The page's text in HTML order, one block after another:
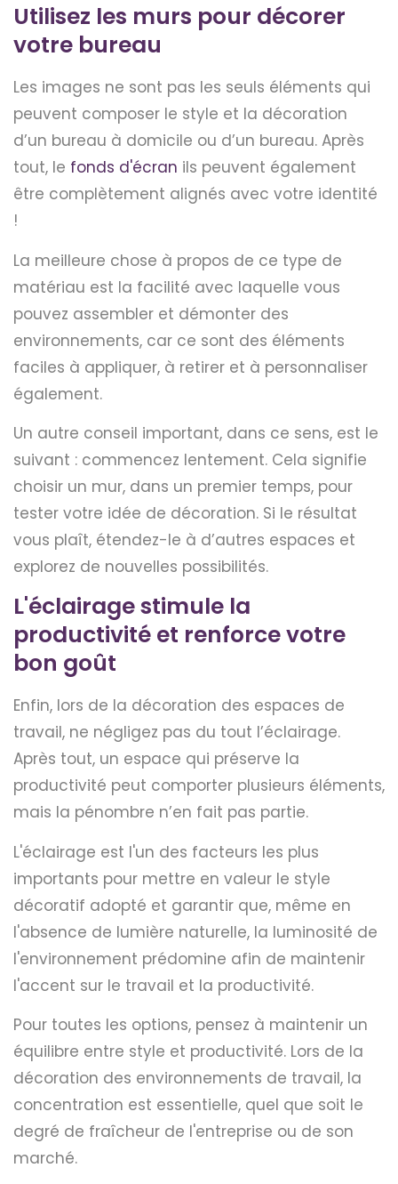
Utilisez les murs pour décorer
votre bureau
Les images ne sont pas les seuls éléments qui
peuvent composer le style et la décoration
d’un bureau à domicile ou d’un bureau. Après
tout, le fonds d'écran ils peuvent également
être complètement alignés avec votre identité
!
La meilleure chose à propos de ce type de
matériau est la facilité avec laquelle vous
pouvez assembler et démonter des
environnements, car ce sont des éléments
faciles à appliquer, à retirer et à personnaliser
également.
Un autre conseil important, dans ce sens, est le
suivant : commencez lentement. Cela signifie
choisir un mur, dans un premier temps, pour
tester votre idée de décoration. Si le résultat
vous plaît, étendez-le à d’autres espaces et
explorez de nouvelles possibilités.
L'éclairage stimule la
productivité et renforce votre
bon goût
Enfin, lors de la décoration des espaces de
travail, ne négligez pas du tout l’éclairage.
Après tout, un espace qui préserve la
productivité peut comporter plusieurs éléments,
mais la pénombre n’en fait pas partie.
L'éclairage est l'un des facteurs les plus
importants pour mettre en valeur le style
décoratif adopté et garantir que, même en
l'absence de lumière naturelle, la luminosité de
l'environnement prédomine afin de maintenir
l'accent sur le travail et la productivité.
Pour toutes les options, pensez à maintenir un
équilibre entre style et productivité. Lors de la
décoration des environnements de travail, la
concentration est essentielle, quel que soit le
degré de fraîcheur de l'entreprise ou de son
marché.